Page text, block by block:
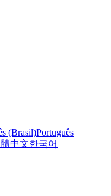
(Brasil)Português
中文한국어